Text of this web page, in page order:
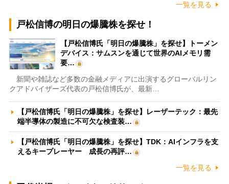
一覧を見る
戸松信博の明日の爆騰株を探せ！
【戸松信博氏「明日の爆騰株」を探せ】トーメン
デバイス：サムスンを通じて世界のAIメモリ需
要…
新聞や雑誌など多数の金融メディアに出演するグローバルリン
クアドバイザーズ代表の戸松信博氏が、最新…
【戸松信博氏「明日の爆騰株」を探せ】レーザーテック：最先
端半導体の製造に不可欠な検査装…
【戸松信博氏「明日の爆騰株」を探せ】TDK：AIインフラを支
えるキープレーヤー 成長の再評…
一覧を見る